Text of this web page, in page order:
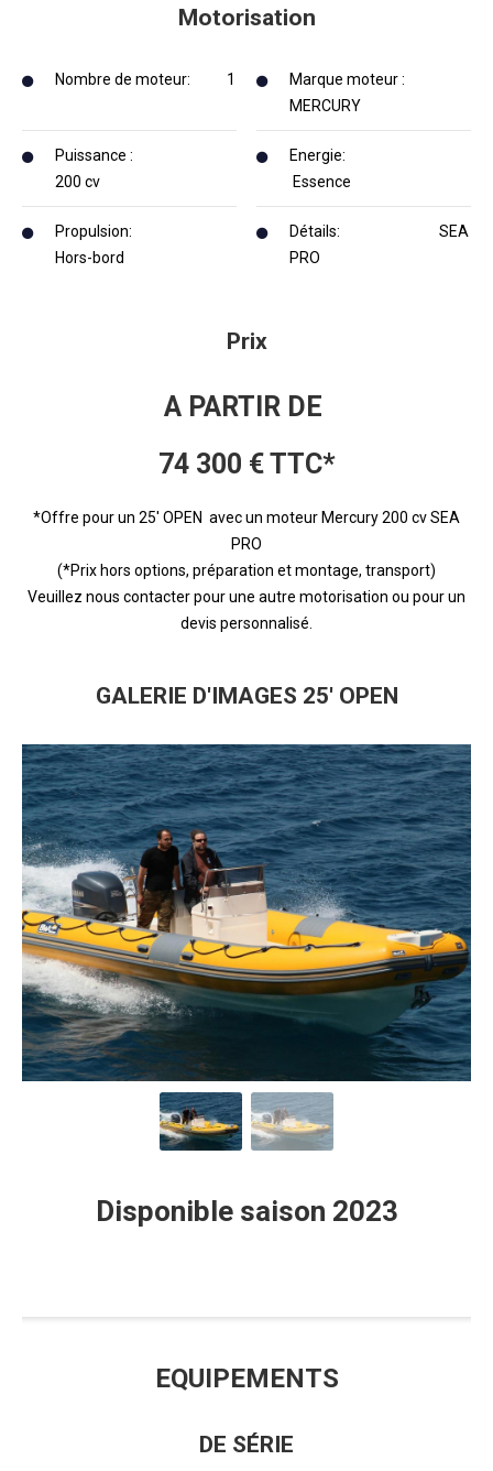
Motorisation
Nombre de moteur: 1
Marque moteur :
MERCURY
Puissance :
200 cv
Energie:
Essence
Propulsion:
Hors-bord
Détails: SEA
PRO
Prix
A PARTIR DE
74 300 € TTC*
*Offre pour un 25′ OPEN avec un moteur Mercury 200 cv SEA
PRO
(*Prix hors options, préparation et montage, transport)
Veuillez nous contacter pour une autre motorisation ou pour un
devis personnalisé.
GALERIE D'IMAGES 25' OPEN
Disponible saison 2023
EQUIPEMENTS
DE SÉRIE